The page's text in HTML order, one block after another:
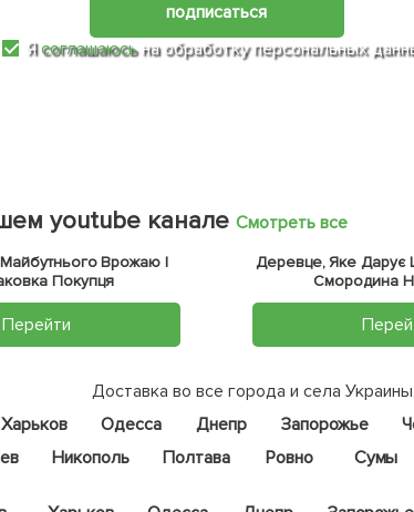
подписаться
Ясоглашаюсьна обработку персональных
youtube каналеСмотреть все
Майбутнього Врожаю |
Покупця
Перейти
Деревце, Яке Дарує
Смородина
Доставка во все города и села
Харьков Одесса Днепр Запорожье
Никополь Полтава Ровно Сумы